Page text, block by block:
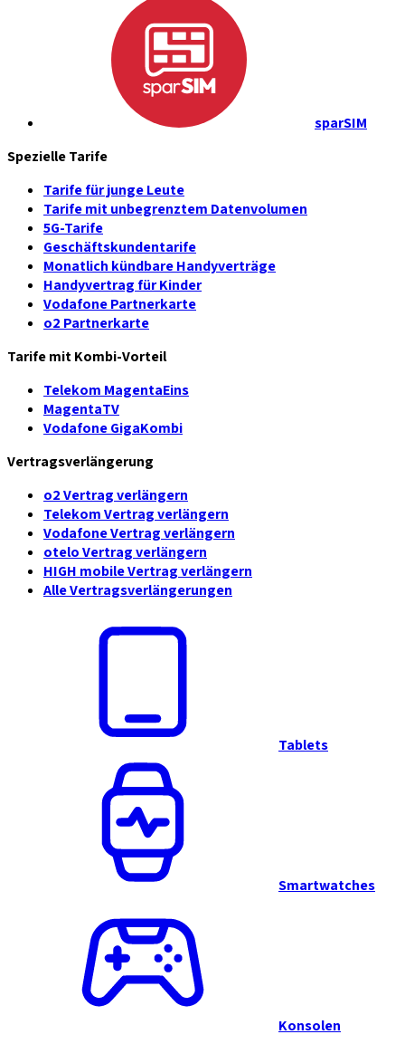
sparSIM
Spezielle Tarife
Tarife für junge Leute
Tarife mit unbegrenztem Datenvolumen
5G-Tarife
Geschäftskundentarife
Monatlich kündbare Handyverträge
Handyvertrag für Kinder
Vodafone Partnerkarte
o2 Partnerkarte
Tarife mit Kombi-Vorteil
Telekom MagentaEins
MagentaTV
Vodafone GigaKombi
Vertragsverlängerung
o2 Vertrag verlängern
Telekom Vertrag verlängern
Vodafone Vertrag verlängern
otelo Vertrag verlängern
HIGH mobile Vertrag verlängern
Alle Vertragsverlängerungen
Tablets
Smartwatches
Konsolen